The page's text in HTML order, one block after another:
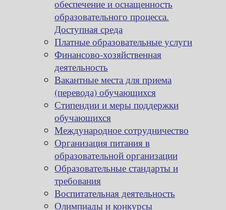
обеспечение и оснащенность
образовательного процесса.
Доступная среда
Платные образовательные услуги
Финансово-хозяйственная
деятельность
Вакантные места для приема
(перевода) обучающихся
Стипендии и меры поддержки
обучающихся
Международное сотрудничество
Организация питания в
образовательной организации
Образовательные стандарты и
требования
Воспитательная деятельность
Олимпиады и конкурсы